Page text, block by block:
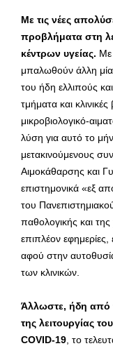
Με τις νέες
προβλήματα στη
κέντρων υγείας. Με
μπαλωθούν άλλη μία
του ήδη ελλιπούς
τμήματα και
μικροβιολογικό-
λύση για αυτό το
μετακινούμενους
Αιμοκάθαρσης και
επιστημονικά «εξ
του
παθολογικής και της
επιπλέον
αφού στην
των κλινικών.
Άλλωστε, ήδη από
της λειτουργίας
COVID-19 , το